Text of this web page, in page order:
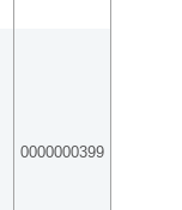
0000000399